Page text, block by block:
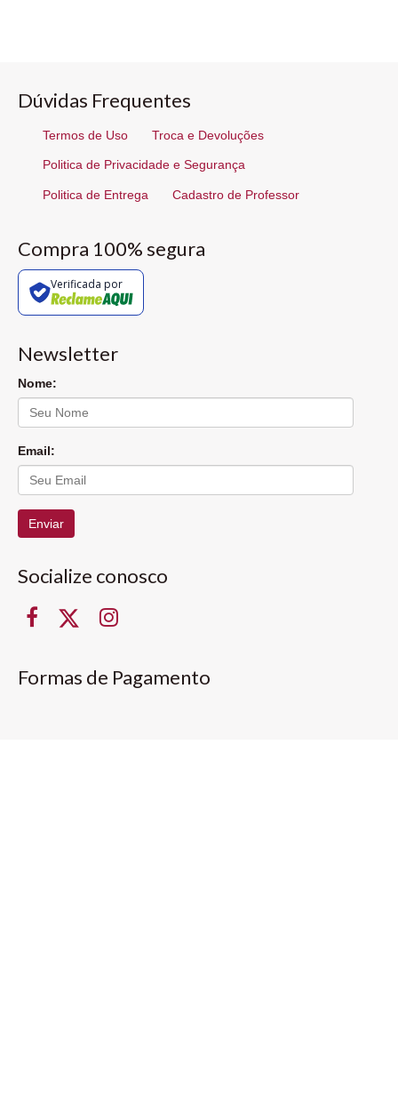
Dúvidas Frequentes
Termos de Uso Troca e Devoluções
Politica de Privacidade e Segurança
Politica de Entrega Cadastro de Professor
Compra 100% segura
Verificada por
Newsletter
Nome:
Email:
Enviar
Socialize conosco
Formas de Pagamento